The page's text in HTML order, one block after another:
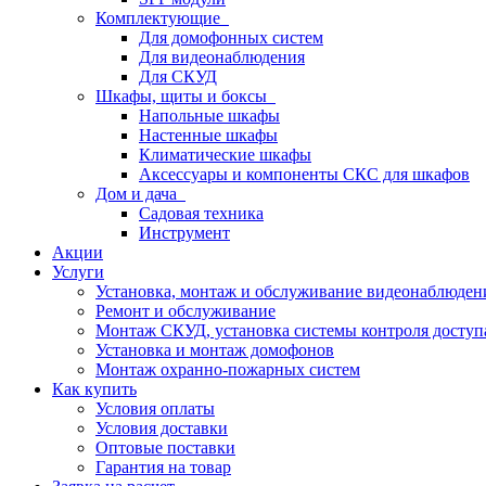
Комплектующие
Для домофонных систем
Для видеонаблюдения
Для СКУД
Шкафы, щиты и боксы
Напольные шкафы
Настенные шкафы
Климатические шкафы
Аксессуары и компоненты СКС для шкафов
Дом и дача
Садовая техника
Инструмент
Акции
Услуги
Установка, монтаж и обслуживание
Ремонт и обслуживание
Монтаж СКУД, установка системы контроля
Установка и монтаж домофонов
Монтаж охранно-пожарных систем
Как купить
Условия оплаты
Условия доставки
Оптовые поставки
Гарантия на товар